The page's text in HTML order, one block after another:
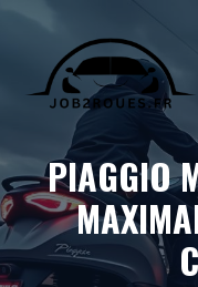
contenu
PIAGGIO